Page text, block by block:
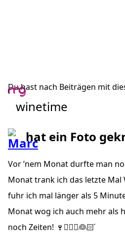
Du hast nach Beiträgen mit
winetime
hat ein Foto
Vor ’nem Monat durfte man
Monat trank ich das letzte Mal
fuhr ich mal länger als 5
Monat wog ich auch mehr als
noch Zeiten! 🍷🤵🏻‍♂️👰🏻 ́